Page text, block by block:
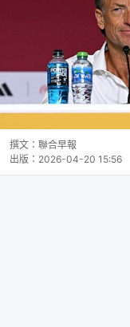
撰文： 聯合早報
出版： 2026-04-20 15:56